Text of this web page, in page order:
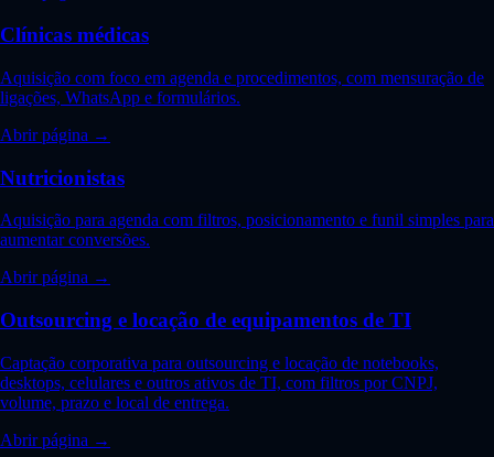
Clínicas médicas
Aquisição com foco em agenda e procedimentos, com mensuração de
ligações, WhatsApp e formulários.
Abrir página →
Nutricionistas
Aquisição para agenda com filtros, posicionamento e funil simples para
aumentar conversões.
Abrir página →
Outsourcing e locação de equipamentos de TI
Captação corporativa para outsourcing e locação de notebooks,
desktops, celulares e outros ativos de TI, com filtros por CNPJ,
volume, prazo e local de entrega.
Abrir página →